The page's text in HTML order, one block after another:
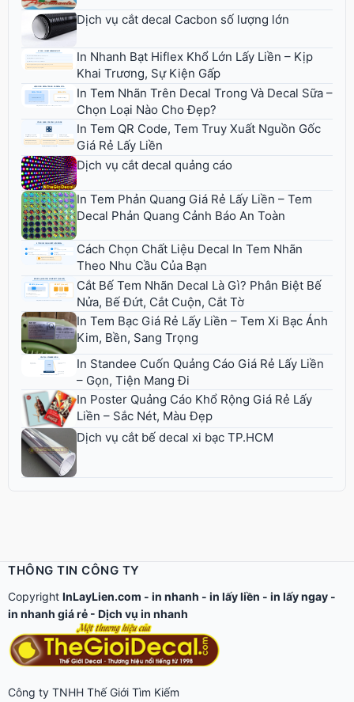
Dịch vụ cắt decal Cacbon số lượng lớn
In Nhanh Bạt Hiflex Khổ Lớn Lấy Liền – Kịp
Khai Trương, Sự Kiện Gấp
In Tem Nhãn Trên Decal Trong Và Decal Sữa –
Chọn Loại Nào Cho Đẹp?
In Tem QR Code, Tem Truy Xuất Nguồn Gốc
Giá Rẻ Lấy Liền
Dịch vụ cắt decal quảng cáo
In Tem Phản Quang Giá Rẻ Lấy Liền – Tem
Decal Phản Quang Cảnh Báo An Toàn
Cách Chọn Chất Liệu Decal In Tem Nhãn
Theo Nhu Cầu Của Bạn
Cắt Bế Tem Nhãn Decal Là Gì? Phân Biệt Bế
Nửa, Bế Đứt, Cắt Cuộn, Cắt Tờ
In Tem Bạc Giá Rẻ Lấy Liền – Tem Xi Bạc Ánh
Kim, Bền, Sang Trọng
In Standee Cuốn Quảng Cáo Giá Rẻ Lấy Liền
– Gọn, Tiện Mang Đi
In Poster Quảng Cáo Khổ Rộng Giá Rẻ Lấy
Liền – Sắc Nét, Màu Đẹp
Dịch vụ cắt bế decal xi bạc TP.HCM
THÔNG TIN CÔNG TY
Copyright InLayLien.com - in nhanh - in lấy liền - in lấy ngay -
in nhanh giá rẻ - Dịch vụ in nhanh
Công ty TNHH Thế Giới Tìm Kiếm